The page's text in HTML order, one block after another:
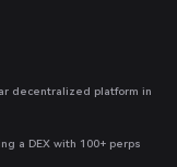
decentralized platform in
a DEX with 100+ perps